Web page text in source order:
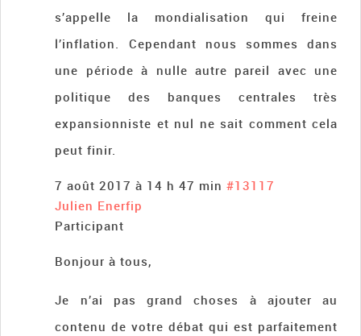
s’appelle la mondialisation qui freine
l’inflation. Cependant nous sommes dans
une période à nulle autre pareil avec une
politique des banques centrales très
expansionniste et nul ne sait comment cela
peut finir.
7 août 2017 à 14 h 47 min #13117
Julien Enerfip
Participant
Bonjour à tous,
Je n’ai pas grand choses à ajouter au
contenu de votre débat qui est parfaitement